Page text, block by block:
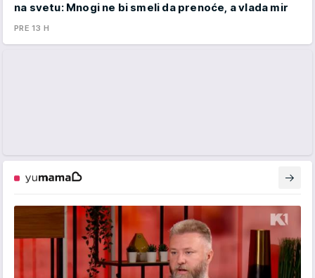
na svetu: Mnogi ne bi smeli da prenoće, a vlada mir
PRE 13 H